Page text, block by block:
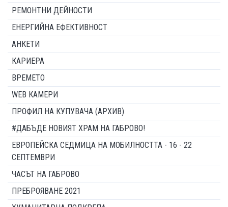
РЕМОНТНИ ДЕЙНОСТИ
ЕНЕРГИЙНА ЕФЕКТИВНОСТ
АНКЕТИ
КАРИЕРА
ВРЕМЕТО
WEB КАМЕРИ
ПРОФИЛ НА КУПУВАЧА (АРХИВ)
#ДАБЪДЕ НОВИЯТ ХРАМ НА ГАБРОВО!
ЕВРОПЕЙСКА СЕДМИЦА НА МОБИЛНОСТТА - 16 - 22
СЕПТЕМВРИ
ЧАСЪТ НА ГАБРОВО
ПРЕБРОЯВАНЕ 2021